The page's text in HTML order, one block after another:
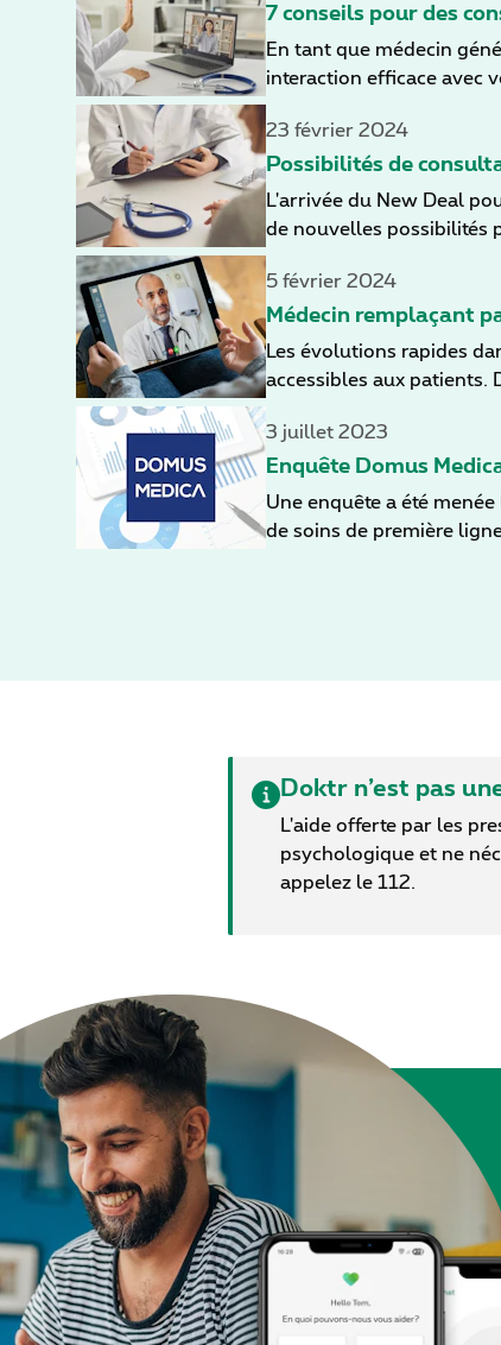
7 conseils pour des
En tant que médecin
interaction efficace avec
adaptations au niveau de
7 recommandations qui
23 février 2024
Possibilités de
L'arrivée du New Deal
de nouvelles possibilités
par la technologie vidéo,
5 février 2024
Médecin remplaçant
Les évolutions rapides
accessibles aux patients. Dans cet article, nous explorons le potentiel des consultations vidéo pour faciliter le remplacement des
collaboration de Doktr et
3 juillet 2023
Enquête Domus
Une enquête a été
de soins de première
Doktr n’est pas
L'aide offerte par les
psychologique et ne
appelez le 112.